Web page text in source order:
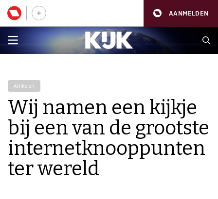
AANMELDEN
Artikelen
Wij namen een kijkje
bij een van de grootste
internetknooppunten
ter wereld